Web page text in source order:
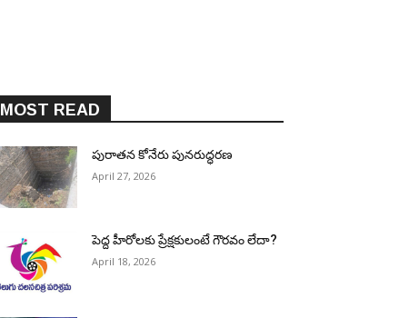
MOST READ
పురాత‌న కోనేరు పున‌రుద్ధ‌ర‌ణ
April 27, 2026
పెద్ద హీరోల‌కు ప్రేక్ష‌కులంటే గౌర‌వం లేదా?
April 18, 2026